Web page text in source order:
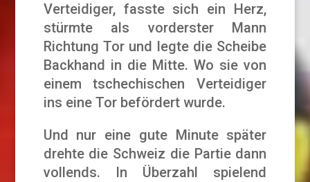
Verteidiger, fasste sich ein Herz,
stürmte als vorderster Mann
Richtung Tor und legte die Scheibe
Backhand in die Mitte. Wo sie von
einem tschechischen Verteidiger
ins eine Tor befördert wurde.
Und nur eine gute Minute später
drehte die Schweiz die Partie dann
vollends. In Überzahl spielend